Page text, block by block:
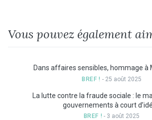
Vous pouvez également
Dans affaires sensibles, hommage à
BREF ! - 25 août 2025
La lutte contre la fraude sociale : le
gouvernements à court
BREF ! - 3 août 2025